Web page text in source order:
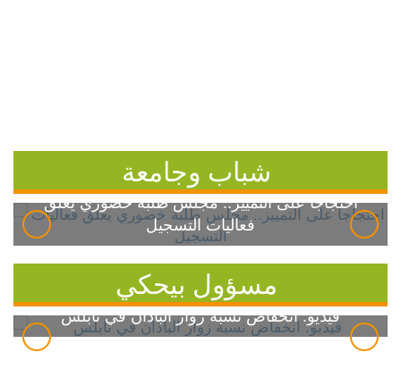
شباب وجامعة
احتجاجاً على التمييز.. مجلس طلبة خضوري يعلق
فعاليات التسجيل
مسؤول بيحكي
فيديو: انخفاض نسبة زوار الباذان في نابلس